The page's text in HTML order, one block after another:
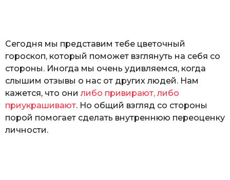
Сегодня мы представим тебе цветочный
гороскоп, который поможет взглянуть на себя со
стороны. Иногда мы очень удивляемся, когда
слышим отзывы о нас от других людей. Нам
кажется, что они либо привирают, либо
приукрашивают. Но общий взгляд со стороны
порой помогает сделать внутреннюю переоценку
личности.